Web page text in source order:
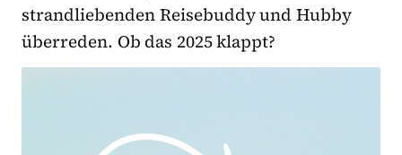
strandliebenden Reisebuddy und Hubby
überreden. Ob das 2025 klappt?